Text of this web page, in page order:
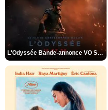
L'Odyssée Bande-annonce VO STFR